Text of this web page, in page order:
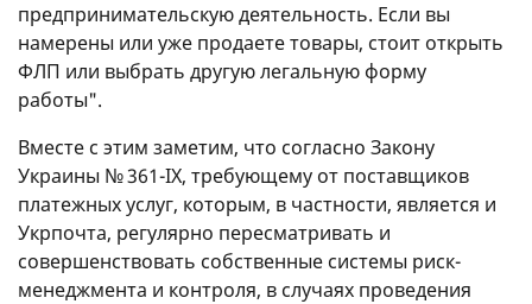
предпринимательскую деятельность. Если вы
намерены или уже продаете товары, стоит открыть
ФЛП или выбрать другую легальную форму
работы".
Вместе с этим заметим, что согласно Закону
Украины № 361-IX, требующему от поставщиков
платежных услуг, которым, в частности, является и
Укрпочта, регулярно пересматривать и
совершенствовать собственные системы риск-
менеджмента и контроля, в случаях проведения